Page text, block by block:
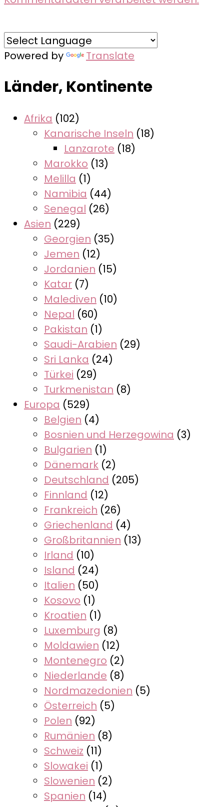
Powered by Translate
Länder, Kontinente
Afrika (102)
Kanarische Inseln (18)
Lanzarote (18)
Marokko (13)
Melilla (1)
Namibia (44)
Senegal (26)
Asien (229)
Georgien (35)
Jemen (12)
Jordanien (15)
Katar (7)
Malediven (10)
Nepal (60)
Pakistan (1)
Saudi-Arabien (29)
Sri Lanka (24)
Türkei (29)
Turkmenistan (8)
Europa (529)
Belgien (4)
Bosnien und Herzegowina (3)
Bulgarien (1)
Dänemark (2)
Deutschland (205)
Finnland (12)
Frankreich (26)
Griechenland (4)
Großbritannien (13)
Irland (10)
Island (24)
Italien (50)
Kosovo (1)
Kroatien (1)
Luxemburg (8)
Moldawien (12)
Montenegro (2)
Niederlande (8)
Nordmazedonien (5)
Österreich (5)
Polen (92)
Rumänien (8)
Schweiz (11)
Slowakei (1)
Slowenien (2)
Spanien (14)